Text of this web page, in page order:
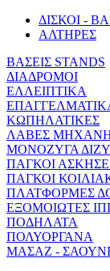
ΔΙΣΚΟΙ -
ΑΛΤΗΡΕΣ
ΒΑΣΕΙΣ STANDS
ΔΙΑΔΡΟΜΟΙ
ΕΛΛΕΙΠΤΙΚΑ
ΚΩΠΗΛΑΤΙΚΕΣ
ΛΑΒΕΣ
ΜΟΝΟΖΥΓΑ
ΠΑΓΚΟΙ
ΠΑΓΚΟΙ
ΠΛΑΤΦΟΡΜΕΣ
ΕΞΟΜΟΙΩΤΕΣ
ΠΟΔΗΛΑΤΑ
ΠΟΛΥΟΡΓΑΝΑ
ΜΑΣΑΖ -